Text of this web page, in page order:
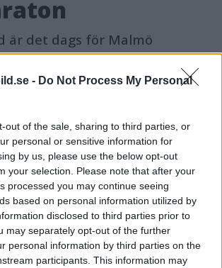
- Do Not Process My Personal
out of the sale, sharing to third parties, or
personal or sensitive information for
by us, please use the below opt-out
your selection. Please note that after your
processed you may continue seeing
based on personal information utilized by
disclosed to third parties prior to
may separately opt-out of the further
personal information by third parties on the
participants. This information may
är det dags för Malmö
fotografering i tolv timmar
teman. I juryn sitter bland
& Bilds chefredaktör Calle